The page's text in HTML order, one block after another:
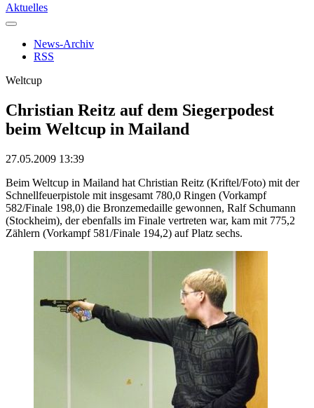
Aktuelles
News-Archiv
RSS
Weltcup
Christian Reitz auf dem Siegerpodest
beim Weltcup in Mailand
27.05.2009 13:39
Beim Weltcup in Mailand hat Christian Reitz (Kriftel/Foto) mit der
Schnellfeuerpistole mit insgesamt 780,0 Ringen (Vorkampf
582/Finale 198,0) die Bronzemedaille gewonnen, Ralf Schumann
(Stockheim), der ebenfalls im Finale vertreten war, kam mit 775,2
Zählern (Vorkampf 581/Finale 194,2) auf Platz sechs.